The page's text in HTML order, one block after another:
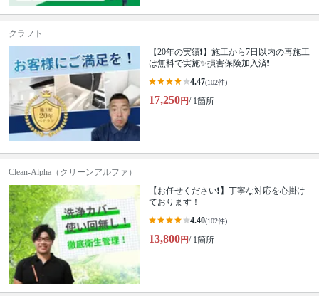
クラフト
【20年の実績❗️】施工から7日以内の再施工
は無料で実施✨損害保険加入済❗️
4.47(102件)
17,250円/ 1箇所
Clean-Alpha（クリーンアルファ）
【お任せください❗️】丁寧な対応を心掛け
ております！
4.40(102件)
13,800円/ 1箇所